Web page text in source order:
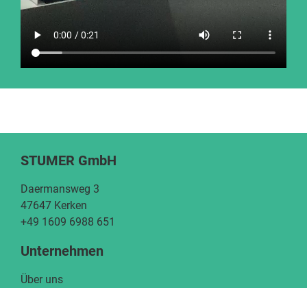
STUMER GmbH
Daermansweg 3
47647 Kerken
+49 1609 6988 651
Unternehmen
Über uns